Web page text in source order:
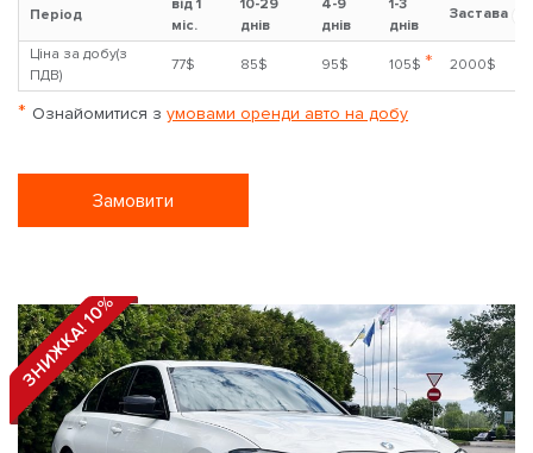
Період
від 1
міс.
10-29
днів
4-9
днів
1-3
днів
Застава
Ціна за добу(з
ПДВ)
77$ 85$ 95$ 105$ * 2000$
* Ознайомитися з умовами оренди авто на добу
Замовити
ЗНИЖКА! 10%